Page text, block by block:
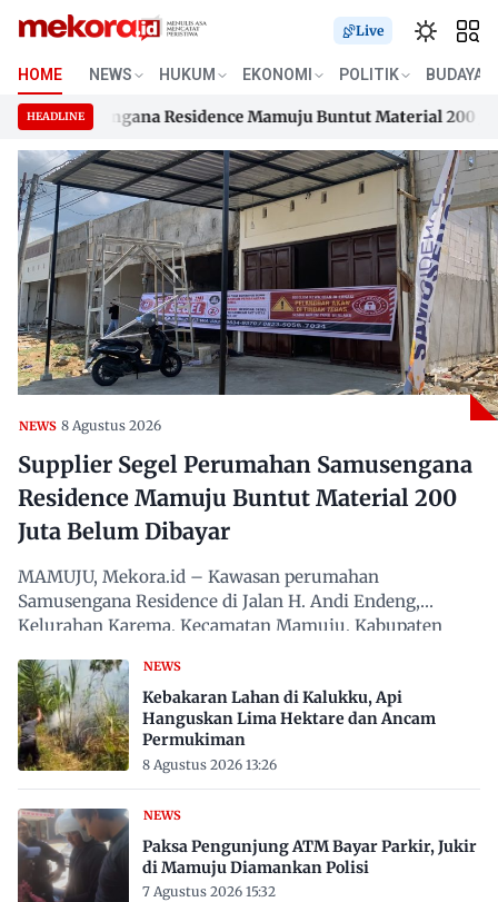
Skip
content
Live
HOME NEWS HUKUM EKONOMI POLITIK BUDAYA
HEADLINE
Samusengana Residence Mamuju Buntut Material 200 Juta
Samusengana Residence Mamuju Buntut Material 200 Juta
NEWS 8 Agustus 2026
Supplier Segel Perumahan Samusengana
Residence Mamuju Buntut Material 200
Juta Belum Dibayar
MAMUJU, Mekora.id – Kawasan perumahan
Samusengana Residence di Jalan H. Andi Endeng,
Kelurahan Karema, Kecamatan Mamuju, Kabupaten
NEWS
Kebakaran Lahan di Kalukku, Api
Hanguskan Lima Hektare dan Ancam
Permukiman
8 Agustus 2026 13:26
NEWS
Paksa Pengunjung ATM Bayar Parkir, Jukir
di Mamuju Diamankan Polisi
7 Agustus 2026 15:32